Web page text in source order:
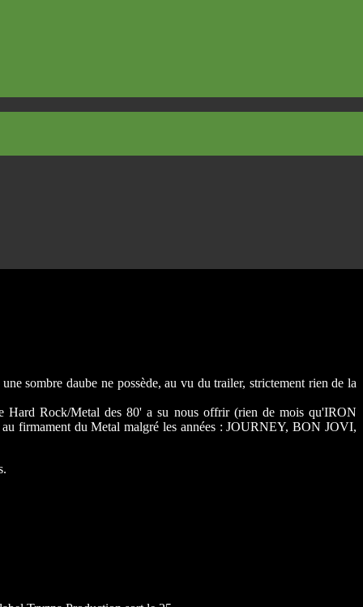
sombre daube ne possède, au vu du trailer, strictement rien de la
Hard Rock/Metal des 80' a su nous offrir (rien de mois qu'IRON
firmament du Metal malgré les années : JOURNEY, BON JOVI,